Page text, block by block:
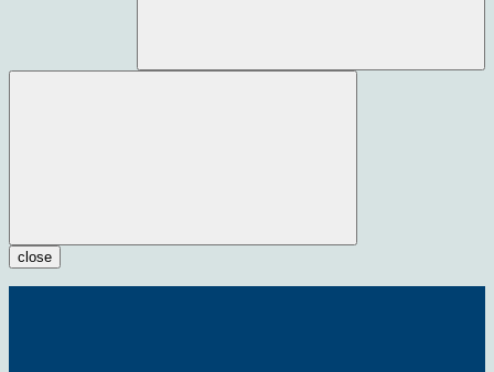
close